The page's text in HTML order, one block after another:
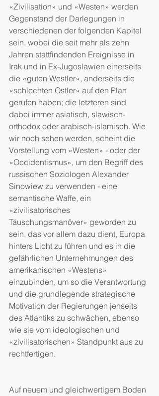
«Zivilisation» und «Westen» werden
Gegenstand der Darlegungen in
verschiedenen der folgenden Kapitel
sein, wobei die seit mehr als zehn
Jahren stattfindenden Ereignisse in
Irak und in Ex-Jugoslawien einerseits
die «guten Westler», anderseits die
«schlechten Ostler» auf den Plan
gerufen haben; die letzteren sind
dabei immer asiatisch, slawisch-
orthodox oder arabisch-islamisch. Wie
wir noch sehen werden, scheint die
Vorstellung vom «Westen» - oder der
«Occidentismus», um den Begriff des
russischen Soziologen Alexander
Sinowiew zu verwenden - eine
semantische Waffe, ein
«zivilisatorisches
Täuschungsmanöver» geworden zu
sein, das vor allem dazu dient, Europa
hinters Licht zu führen und es in die
gefährlichen Unternehmungen des
amerikanischen «Westens»
einzubinden, um so die Verantwortung
und die grundlegende strategische
Motivation der Regierungen jenseits
des Atlantiks zu schwächen, ebenso
wie sie vom ideologischen und
«zivilisatorischen» Standpunkt aus zu
rechtfertigen.
Auf neuem und gleichwertigem Boden